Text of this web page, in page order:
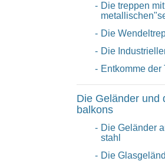
- Die treppen mit
- Die
- Die
- Entkomme der
Die Geländer und
balkons
- Die Geländer
stahl
- Die